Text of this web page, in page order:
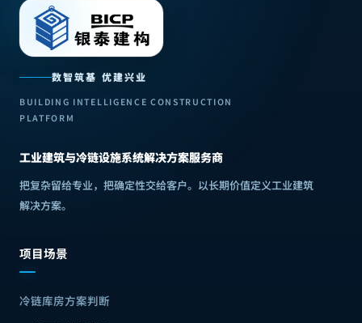
数智筑基 优建兴业
BUILDING INTELLIGENCE CONSTRUCTION
PLATFORM
工业建筑与冷链设施系统解决方案服务商
把复杂留给专业，把确定性交给客户。 以长期价值定义工业建筑
解决方案。
项目场景
冷链库房方案判断